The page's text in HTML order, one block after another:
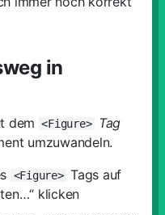
in
dem <Figure> Tag
umzuwandeln.
<Figure> Tags auf
klicken